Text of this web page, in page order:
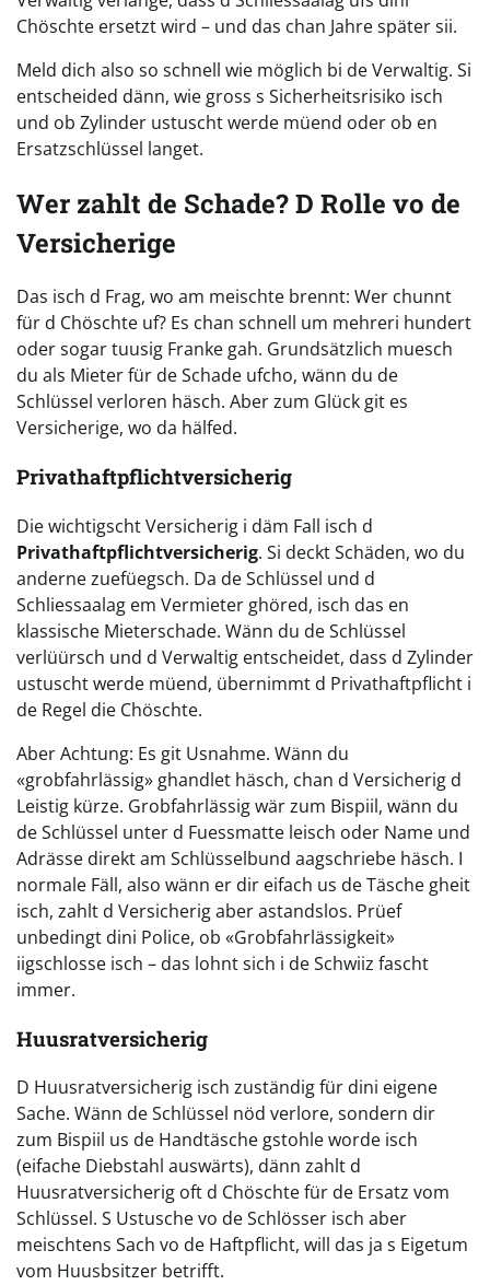
Chöschte ersetzt wird – und das chan Jahre später sii.
Meld dich also so schnell wie möglich bi de Verwaltig. Si
entscheided dänn, wie gross s Sicherheitsrisiko isch
und ob Zylinder ustuscht werde müend oder ob en
Ersatzschlüssel langet.
Wer zahlt de Schade? D Rolle vo de
Versicherige
Das isch d Frag, wo am meischte brennt: Wer chunnt
für d Chöschte uf? Es chan schnell um mehreri hundert
oder sogar tuusig Franke gah. Grundsätzlich muesch
du als Mieter für de Schade ufcho, wänn du de
Schlüssel verloren häsch. Aber zum Glück git es
Versicherige, wo da hälfed.
Privathaftpflichtversicherig
Die wichtigscht Versicherig i däm Fall isch d
Privathaftpflichtversicherig. Si deckt Schäden, wo du
anderne zuefüegsch. Da de Schlüssel und d
Schliessaalag em Vermieter ghöred, isch das en
klassische Mieterschade. Wänn du de Schlüssel
verlüürsch und d Verwaltig entscheidet, dass d Zylinder
ustuscht werde müend, übernimmt d Privathaftpflicht i
de Regel die Chöschte.
Aber Achtung: Es git Usnahme. Wänn du
«grobfahrlässig» ghandlet häsch, chan d Versicherig d
Leistig kürze. Grobfahrlässig wär zum Bispiil, wänn du
de Schlüssel unter d Fuessmatte leisch oder Name und
Adrässe direkt am Schlüsselbund aagschriebe häsch. I
normale Fäll, also wänn er dir eifach us de Täsche gheit
isch, zahlt d Versicherig aber astandslos. Prüef
unbedingt dini Police, ob «Grobfahrlässigkeit»
iigschlosse isch – das lohnt sich i de Schwiiz fascht
immer.
Huusratversicherig
D Huusratversicherig isch zuständig für dini eigene
Sache. Wänn de Schlüssel nöd verlore, sondern dir
zum Bispiil us de Handtäsche gstohle worde isch
(eifache Diebstahl auswärts), dänn zahlt d
Huusratversicherig oft d Chöschte für de Ersatz vom
Schlüssel. S Ustusche vo de Schlösser isch aber
meischtens Sach vo de Haftpflicht, will das ja s Eigetum
vom Huusbsitzer betrifft.